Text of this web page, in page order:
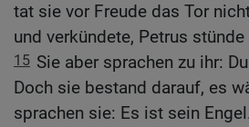
tat sie vor Freude das Tor
und verkündete, Petrus
15 Sie aber sprachen zu ihr:
Doch sie bestand darauf, es
sprachen sie: Es ist sein